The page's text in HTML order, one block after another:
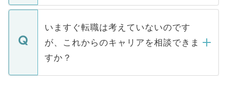
関を公にしてしまうと、応募が殺到する場
に、医療機関が求める条件に合った人材の
みを人材紹介会社に依頼するケースが増え
ています。
定を承諾する必要はありません。内定先へ
の辞退の連絡はキャリアパートナーが行い
個人情報が漏えいすることはありませんの
で、ご安心ください。当サイトからの登録
などで収集したご登録者様の個人情報は、
ご本人のキャリアアップおよび転職活動の
支援を目的に使用いたします。お預かりし
ているすべての個人データはご本人の許可
いますぐ転職は考えていないのです
が、これからのキャリアを相談できま
すか？